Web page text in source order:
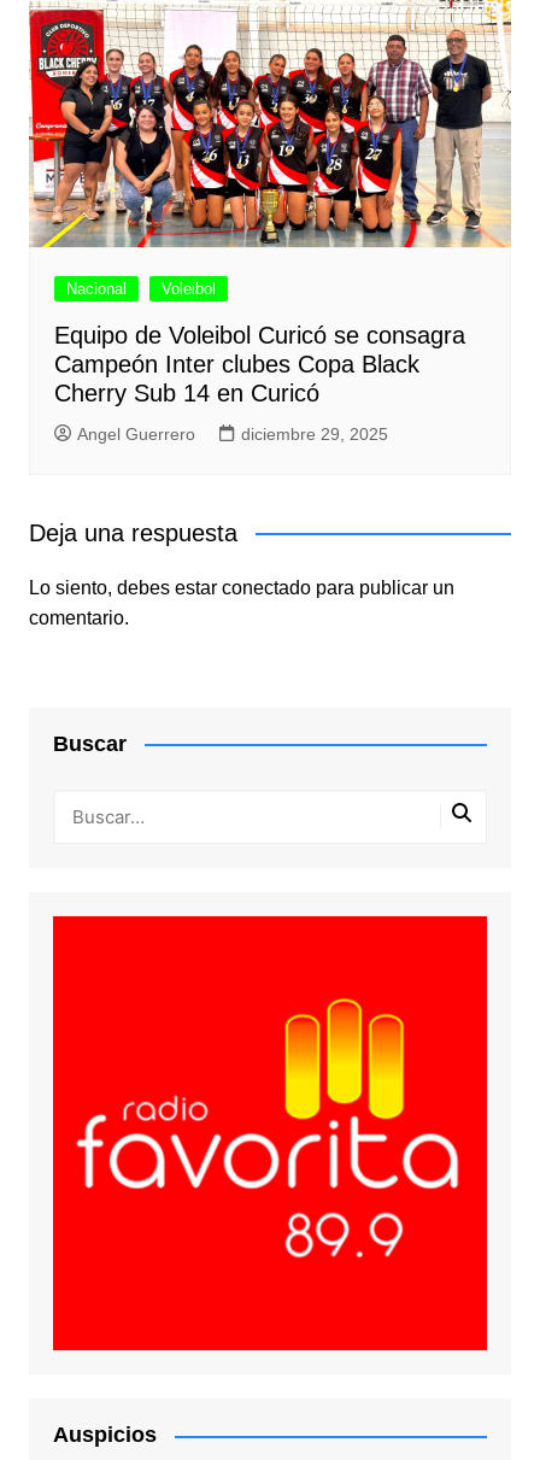
Nacional Voleibol
Equipo de Voleibol Curicó se consagra
Campeón Inter clubes Copa Black
Cherry Sub 14 en Curicó
Angel Guerrero diciembre 29, 2025
Deja una respuesta
Lo siento, debes estar conectadopara publicar un
comentario.
Buscar
Auspicios